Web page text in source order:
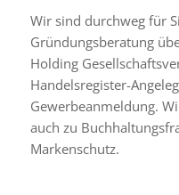
Wir sind durchweg für
Gründungsberatung
Holding
Handelsregister-
Gewerbeanmeldung.
auch zu
Markenschutz.